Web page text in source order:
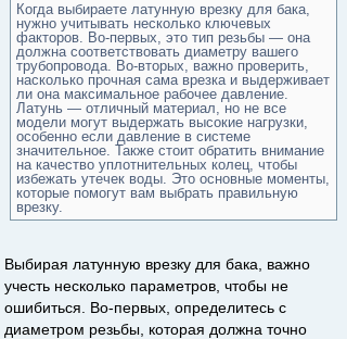
Когда выбираете латунную врезку для бака,
нужно учитывать несколько ключевых
факторов. Во-первых, это тип резьбы — она
должна соответствовать диаметру вашего
трубопровода. Во-вторых, важно проверить,
насколько прочная сама врезка и выдерживает
ли она максимальное рабочее давление.
Латунь — отличный материал, но не все
модели могут выдержать высокие нагрузки,
особенно если давление в системе
значительное. Также стоит обратить внимание
на качество уплотнительных колец, чтобы
избежать утечек воды. Это основные моменты,
которые помогут вам выбрать правильную
врезку.
Выбирая латунную врезку для бака, важно
учесть несколько параметров, чтобы не
ошибиться. Во-первых, определитесь с
диаметром резьбы, которая должна точно